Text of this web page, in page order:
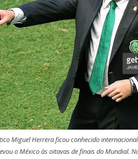
Miguel Herrera ficou conhecido
o México às oitavas de finais do Mundial.